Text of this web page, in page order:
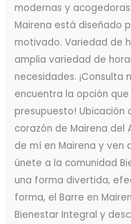
modernas y
Mairena está diseñado
motivado. Variedad de
amplia variedad de
necesidades. ¡Consulta
encuentra la opción
presupuesto! Ubicación
corazón de Mairena del
de mí en Mairena y ven
únete a la comunidad
una forma divertida,
forma, el Barre en
Bienestar Integral y